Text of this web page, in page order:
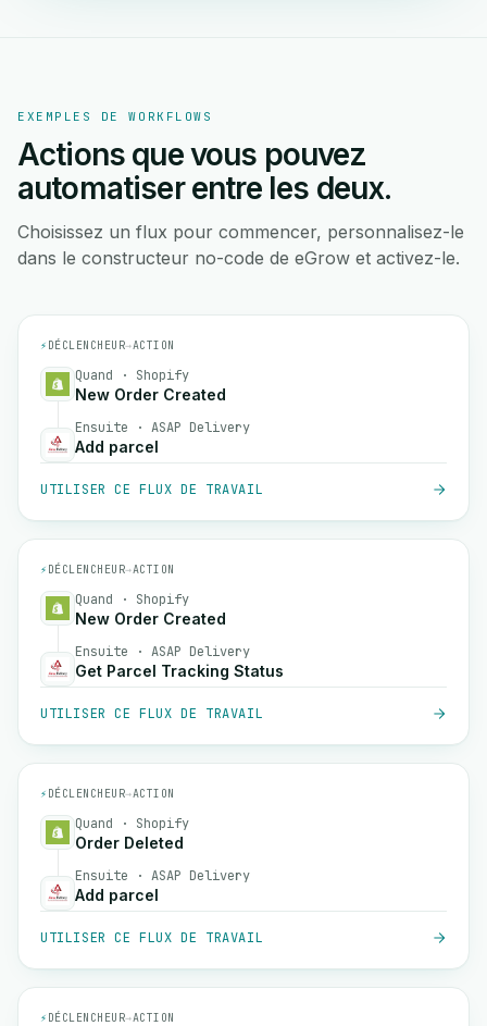
EXEMPLES DE WORKFLOWS
Actions que vous pouvez
automatiser entre les deux.
Choisissez un flux pour commencer, personnalisez-le
dans le constructeur no-code de eGrow et activez-le.
⚡ DÉCLENCHEUR→ACTION
Quand · Shopify
New Order Created
Ensuite · ASAP Delivery
Add parcel
UTILISER CE FLUX DE TRAVAIL
⚡ DÉCLENCHEUR→ACTION
Quand · Shopify
New Order Created
Ensuite · ASAP Delivery
Get Parcel Tracking Status
UTILISER CE FLUX DE TRAVAIL
⚡ DÉCLENCHEUR→ACTION
Quand · Shopify
Order Deleted
Ensuite · ASAP Delivery
Add parcel
UTILISER CE FLUX DE TRAVAIL
⚡ DÉCLENCHEUR→ACTION